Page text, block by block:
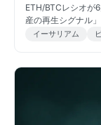
ETH/BTCレシオが
産の再生シグナル
イーサリアム